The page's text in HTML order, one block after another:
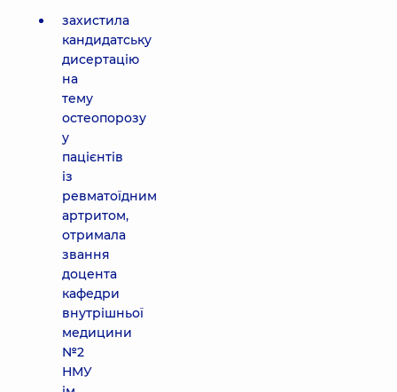
захистила
кандидатську
дисертацію
на
тему
остеопорозу
у
пацієнтів
із
ревматоїдним
артритом,
отримала
звання
доцента
кафедри
внутрішньої
медицини
№2
НМУ